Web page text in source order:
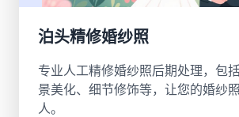
泊头精修婚纱照
专业人工精修婚纱照后期处理，包
景美化、细节修饰等，让您的婚纱
人。